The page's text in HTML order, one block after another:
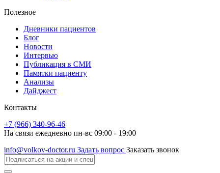
Полезное
Дневники пациентов
Блог
Новости
Интервью
Публикация в СМИ
Памятки пациенту
Анализы
Дайджест
Контакты
+7 (966) 340-96-46
На связи ежедневно пн-вс 09:00 - 19:00
info@volkov-doctor.ru Задать вопрос Заказать звонок